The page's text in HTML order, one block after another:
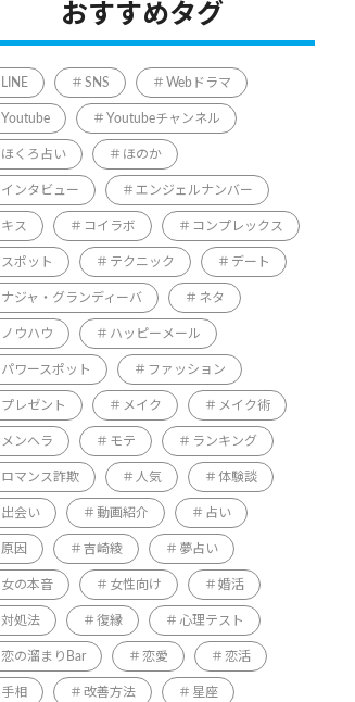
おすすめタグ
LINE SNS Webドラマ
Youtube Youtubeチャンネル
ほくろ占い ほのか
インタビュー エンジェルナンバー
キス コイラボ コンプレックス
スポット テクニック デート
ナジャ・グランディーバ ネタ
ノウハウ ハッピーメール
パワースポット ファッション
プレゼント メイク メイク術
メンヘラ モテ ランキング
ロマンス詐欺 人気 体験談
出会い 動画紹介 占い
原因 吉崎綾 夢占い
女の本音 女性向け 婚活
対処法 復縁 心理テスト
恋の溜まりBar 恋愛 恋活
手相 改善方法 星座